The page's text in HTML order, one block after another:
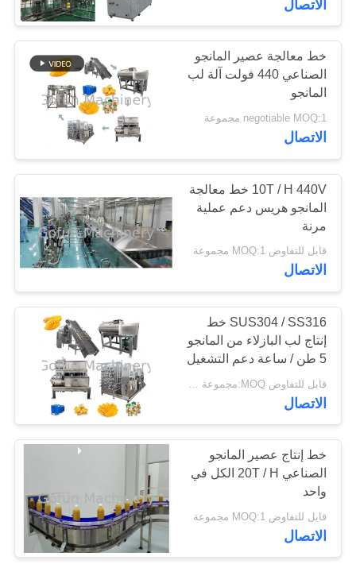
الاتصال
خط معالجة عصير المانجو
الصناعي 440 فولت آلة لب
المانجو
negotiable MOQ:1 مجموعة
الاتصال
10T / H 440V خط معالجة
المانجو هريس دعم عملية
مرنة
قابل للتفاوض MOQ:1 مجموعة
الاتصال
SUS304 / SS316 خط
إنتاج لب البازلاء من المانجو
5 طن / ساعة دعم التشغيل
المرن
الاتصال
خط إنتاج عصير المانجو
الصناعي 20T / H الكل في
واحد
قابل للتفاوض MOQ:1 مجموعة
الاتصال